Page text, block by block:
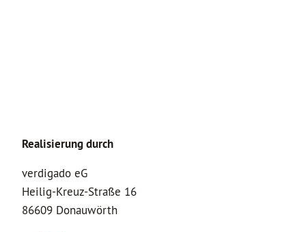
Realisierung durch
verdigado eG
Heilig-Kreuz-Straße 16
86609 Donauwörth